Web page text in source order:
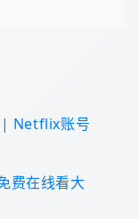
| Netflix账号
费在线看大